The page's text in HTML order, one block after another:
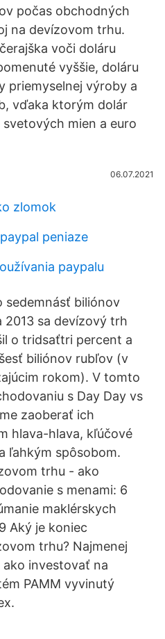
počas obchodných
na devízovom trhu.
voči doláru
vyššie, doláru
priemyselnej výroby a
vďaka ktorým dolár
mien a euro
06.07.2021
zlomok
peniaze
paypalu
sedemnásť biliónov
2013 sa devízový trh
o tridsaťtri percent a
biliónov rubľov (v
rokom). V tomto
s Day Day vs
zaoberať ich
hlava-hlava, kľúčové
ľahkým spôsobom.
trhu - ako
s menami: 6
maklérskych
Aký je koniec
trhu? Najmenej
investovať na
PAMM vyvinutý